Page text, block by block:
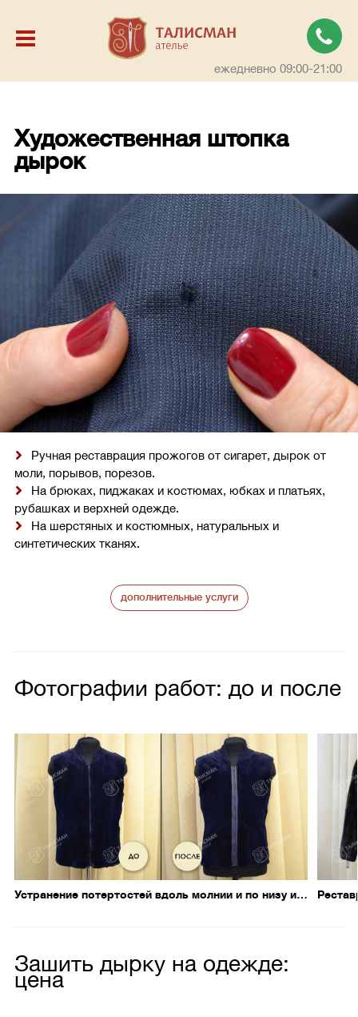
ежедневно 09:00-21:00
Художественная штопка
дырок
Ручная реставрация прожогов от сигарет, дырок от
моли, порывов, порезов.
На брюках, пиджаках и костюмах, юбках и платьях,
рубашках и верхней одежде.
На шерстяных и костюмных, натуральных и
синтетических тканях.
дополнительные услуги
Фотографии работ: до и после
Устранение потертостей вдоль молнии и по низу изделия – 4 дня
Зашить дырку на одежде:
цена